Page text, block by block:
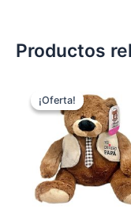
Productos
¡Oferta!
¡Oferta!
precio
original
era:
$10,00.
precio
actual
es:
$7,50.